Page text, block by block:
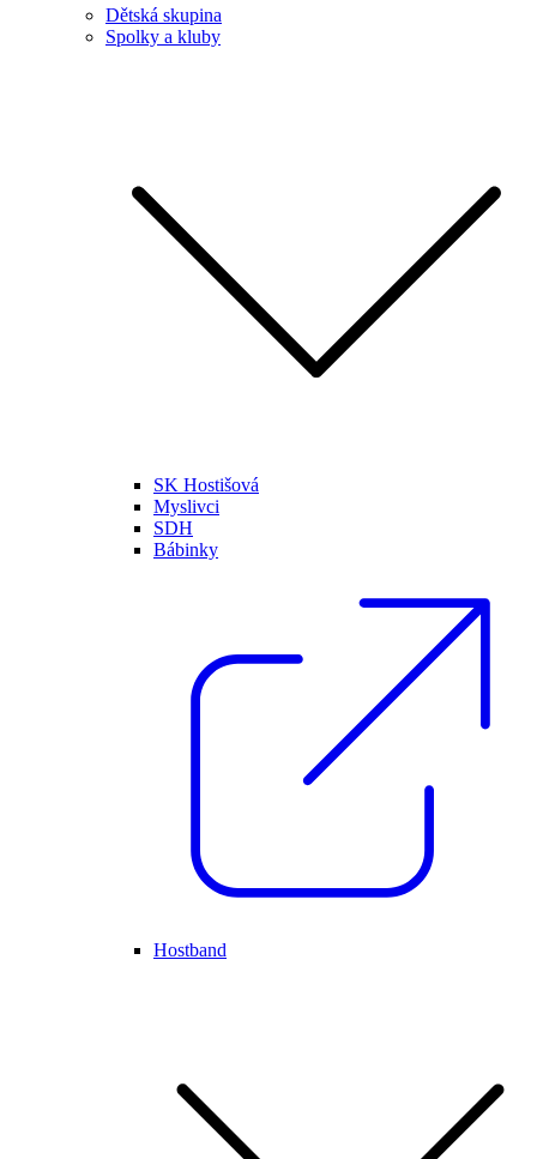
Dětská skupina
Spolky a kluby
SK Hostišová
Myslivci
SDH
Bábinky
Hostband